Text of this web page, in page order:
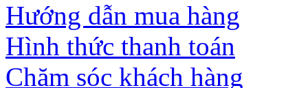
Hướng dẫn mua hàng
Hình thức thanh toán
Chăm sóc khách hàng